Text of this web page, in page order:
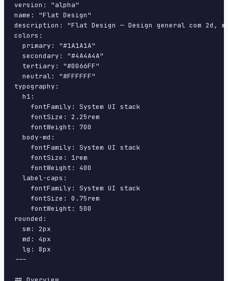
version: "alpha"
name: "Flat Design"
description: "Flat Design — Design general com 2d,
colors:
  primary: "#1A1A1A"
  secondary: "#4A4A4A"
  tertiary: "#0066FF"
  neutral: "#FFFFFF"
typography:
  h1:
    fontFamily: System UI stack
    fontSize: 2.25rem
    fontWeight: 700
  body-md:
    fontFamily: System UI stack
    fontSize: 1rem
    fontWeight: 400
  label-caps:
    fontFamily: System UI stack
    fontSize: 0.75rem
    fontWeight: 500
rounded:
  sm: 2px
  md: 4px
  lg: 8px
---